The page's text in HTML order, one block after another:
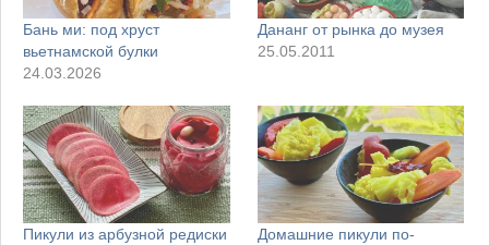
Бань ми: под хруст
вьетнамской булки
24.03.2026
Дананг от рынка до музея
25.05.2011
Пикули из арбузной редиски
Домашние пикули по-